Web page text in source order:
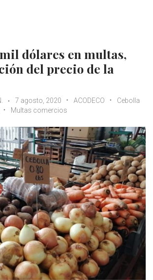
mil dólares en multas,
del precio de la
7 agosto, 2020 ACODECO
Cebolla
Multas comercios